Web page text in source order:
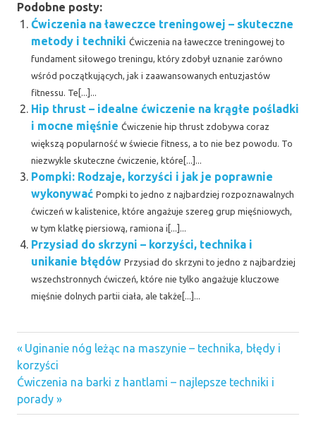
Podobne posty:
Ćwiczenia na ławeczce treningowej – skuteczne
metody i techniki Ćwiczenia na ławeczce treningowej to
fundament siłowego treningu, który zdobył uznanie zarówno
wśród początkujących, jak i zaawansowanych entuzjastów
fitnessu. Te[...]...
Hip thrust – idealne ćwiczenie na krągłe pośladki
i mocne mięśnie Ćwiczenie hip thrust zdobywa coraz
większą popularność w świecie fitness, a to nie bez powodu. To
niezwykle skuteczne ćwiczenie, które[...]...
Pompki: Rodzaje, korzyści i jak je poprawnie
wykonywać Pompki to jedno z najbardziej rozpoznawalnych
ćwiczeń w kalistenice, które angażuje szereg grup mięśniowych,
w tym klatkę piersiową, ramiona i[...]...
Przysiad do skrzyni – korzyści, technika i
unikanie błędów Przysiad do skrzyni to jedno z najbardziej
wszechstronnych ćwiczeń, które nie tylko angażuje kluczowe
mięśnie dolnych partii ciała, ale także[...]...
Nawigacja
wpisu
Previous
Post:
Uginanie nóg leżąc na maszynie – technika, błędy i
korzyści
Next
Post:
Ćwiczenia na barki z hantlami – najlepsze techniki i
porady